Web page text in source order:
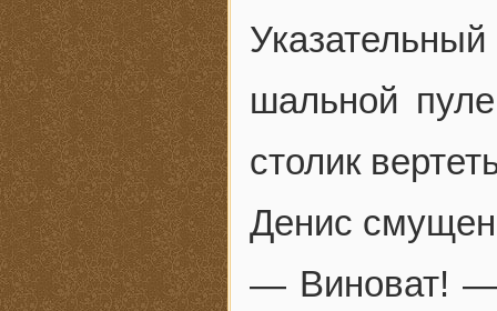
шальной
столик
Денис
— Виноват! —